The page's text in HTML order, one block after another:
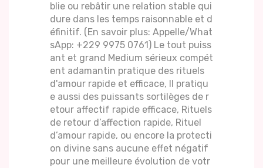
blie ou rebâtir une relation stable qui
dure dans les temps raisonnable et d
éfinitif. (En savoir plus: Appelle/What
sApp: +229 9975 0761) Le tout puiss
ant et grand Medium sérieux compét
ent adamantin pratique des rituels
d'amour rapide et efficace, Il pratiqu
e aussi des puissants sortilèges de r
etour affectif rapide efficace, Rituels
de retour d’affection rapide, Rituel
d’amour rapide, ou encore la protecti
on divine sans aucune effet négatif
pour une meilleure évolution de votr